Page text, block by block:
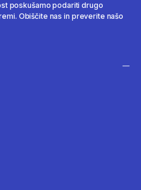
poskušamo podariti drugo
Obiščite nas in preverite našo